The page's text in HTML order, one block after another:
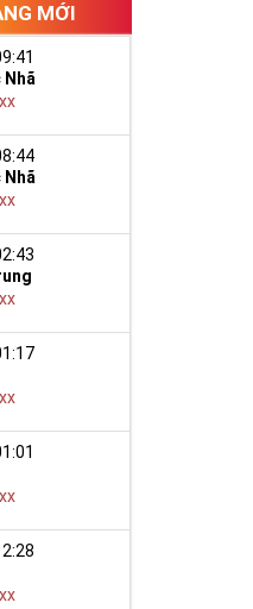
MỚI
Nhã
Nhã